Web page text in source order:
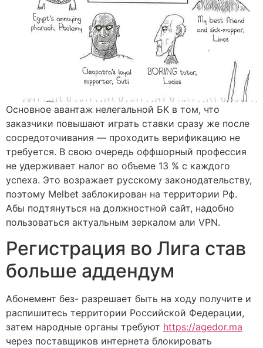
Основное авантаж нелегальной БК в том, что
заказчики повышают играть ставки сразу же после
сосредоточивания — проходить верификацию не
требуется. В свою очередь оффшорный профессия
не удерживает налог во объеме 13 % с каждого
успеха. Это возражает русскому законодательству,
поэтому Melbet заблокирован на территории Рф.
Абы подтянуться на должностной сайт, надобно
пользоваться актуальным зеркалом али VPN.
Регистрация во Лига став
больше аддендум
Абонемент без- разрешает быть на ходу получите и
распишитесь территории Российской Федерации,
затем народные органы требуют https://agedor.ma
через поставщиков интернета блокировать